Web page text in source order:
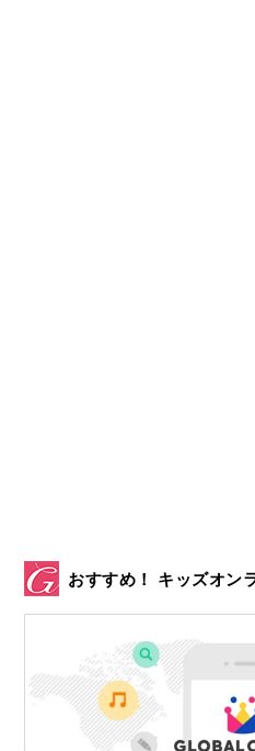
前述の通り、スウェーデン
2か月あります。
多くの親は4週間の夏季休暇
おすすめ！ キッズオン